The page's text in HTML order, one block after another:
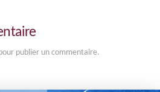
publier un commentaire.